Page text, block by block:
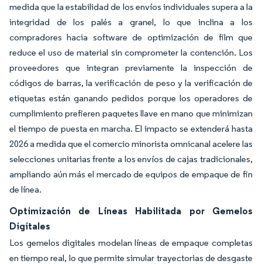
medida que la estabilidad de los envíos individuales supera a la
integridad de los palés a granel, lo que inclina a los
compradores hacia software de optimización de film que
reduce el uso de material sin comprometer la contención. Los
proveedores que integran previamente la inspección de
códigos de barras, la verificación de peso y la verificación de
etiquetas están ganando pedidos porque los operadores de
cumplimiento prefieren paquetes llave en mano que minimizan
el tiempo de puesta en marcha. El impacto se extenderá hasta
2026 a medida que el comercio minorista omnicanal acelere las
selecciones unitarias frente a los envíos de cajas tradicionales,
ampliando aún más el mercado de equipos de empaque de fin
de línea.
Optimización de Líneas Habilitada por Gemelos
Digitales
Los gemelos digitales modelan líneas de empaque completas
en tiempo real, lo que permite simular trayectorias de desgaste